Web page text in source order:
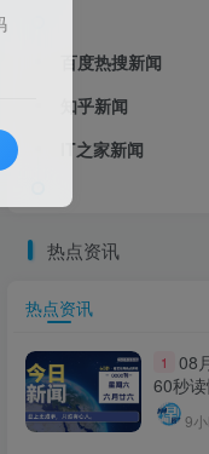
百度热搜新闻
知乎新闻
IT之家新闻
热点资讯
热点资讯
1
08
60秒读
9